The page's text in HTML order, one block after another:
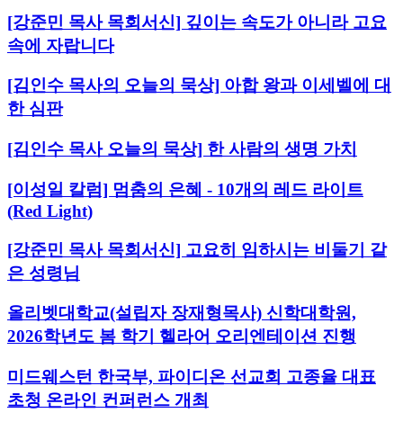
[강준민 목사 목회서신] 깊이는 속도가 아니라 고요
속에 자랍니다
[김인수 목사의 오늘의 묵상] 아합 왕과 이세벨에 대
한 심판
[김인수 목사 오늘의 묵상] 한 사람의 생명 가치
[이성일 칼럼] 멈춤의 은혜 - 10개의 레드 라이트
(Red Light)
[강준민 목사 목회서신] 고요히 임하시는 비둘기 같
은 성령님
올리벳대학교(설립자 장재형목사) 신학대학원,
2026학년도 봄 학기 헬라어 오리엔테이션 진행
미드웨스턴 한국부, 파이디온 선교회 고종율 대표
초청 온라인 컨퍼런스 개최